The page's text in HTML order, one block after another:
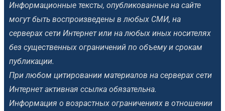
Информационные тексты, опубликованные на сайте
могут быть воспроизведены в любых СМИ, на
серверах сети Интернет или на любых иных носителях
без существенных ограничений по объему и срокам
публикации.
При любом цитировании материалов на серверах сети
Интернет активная ссылка обязательна.
Информация о возрастных ограничениях в отношении